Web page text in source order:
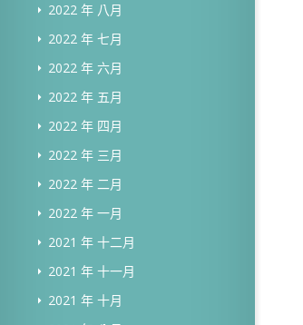
2022 年 八月
2022 年 七月
2022 年 六月
2022 年 五月
2022 年 四月
2022 年 三月
2022 年 二月
2022 年 一月
2021 年 十二月
2021 年 十一月
2021 年 十月